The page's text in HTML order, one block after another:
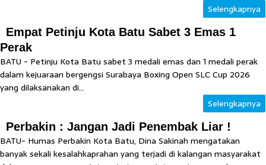
Selengkapnya
Empat Petinju Kota Batu Sabet 3 Emas 1
Perak
BATU - Petinju Kota Batu sabet 3 medali emas dan 1 medali perak
dalam kejuaraan bergengsi Surabaya Boxing Open SLC Cup 2026
yang dilaksanakan di...
Selengkapnya
Perbakin : Jangan Jadi Penembak Liar !
BATU- Humas Perbakin Kota Batu, Dina Sakinah mengatakan
banyak sekali kesalahkaprahan yang terjadi di kalangan masyarakat